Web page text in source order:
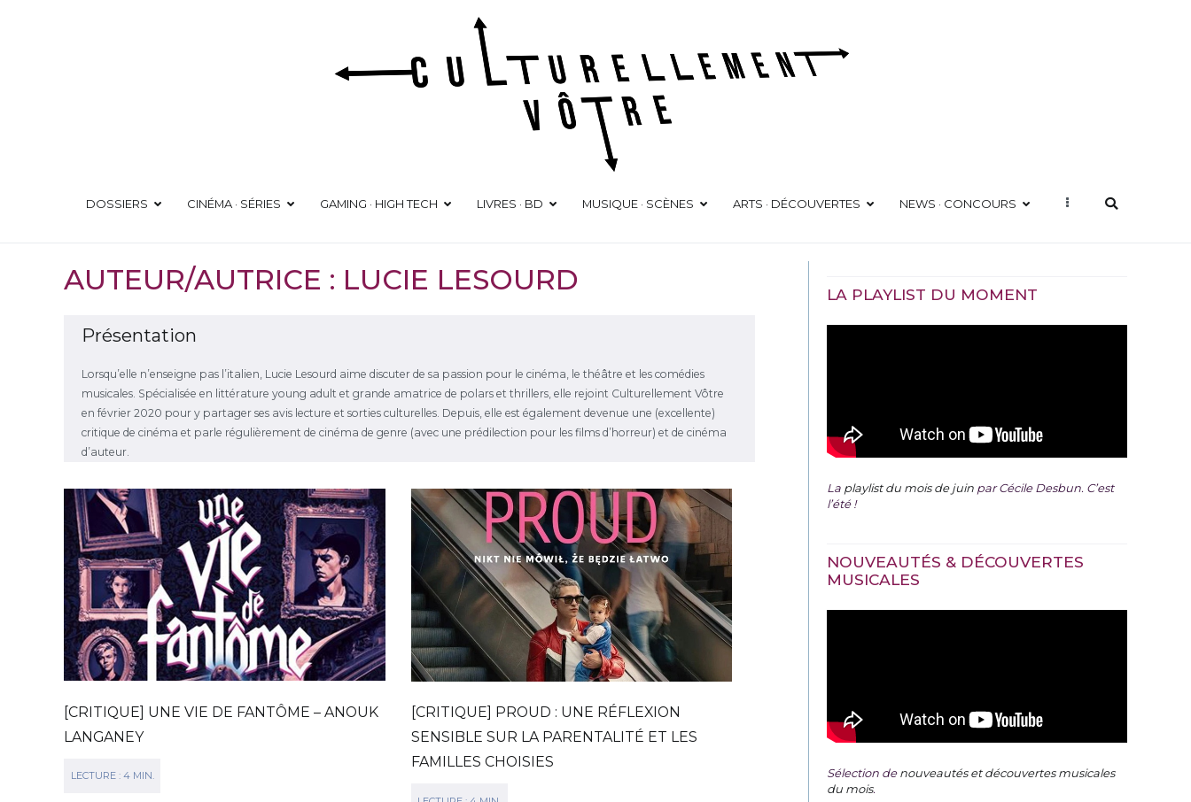
DOSSIERS CINÉMA · SÉRIES GAMING · HIGH TECH LIVRES · BD MUSIQUE · SCÈNES ARTS · DÉCOUVERTES NEWS · CONCOURS
AUTEUR/AUTRICE : LUCIE LESOURD
Présentation
Lorsqu’elle n’enseigne pas l’italien, Lucie Lesourd aime discuter de sa passion pour le cinéma, le théâtre et les comédies
musicales. Spécialisée en littérature young adult et grande amatrice de polars et thrillers, elle rejoint Culturellement Vôtre
en février 2020 pour y partager ses avis lecture et sorties culturelles. Depuis, elle est également devenue une (excellente)
critique de cinéma et parle régulièrement de cinéma de genre (avec une prédilection pour les films d’horreur) et de cinéma
d’auteur.
[CRITIQUE] UNE VIE DE FANTÔME – ANOUK
LANGANEY
[CRITIQUE] PROUD : UNE RÉFLEXION
SENSIBLE SUR LA PARENTALITÉ ET LES
FAMILLES CHOISIES
LA PLAYLIST DU MOMENT
La playlist du mois de juin par Cécile Desbun. C’est
l’été !
NOUVEAUTÉS & DÉCOUVERTES
MUSICALES
Sélection denouveautés et découvertes musicales
du mois.